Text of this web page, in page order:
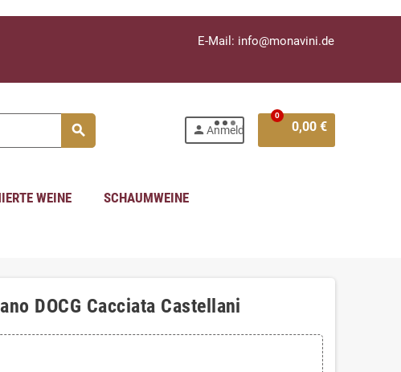
E-Mail: info@monavini.de
search person Anmelden
0
0,00 €
WEINE SCHAUMWEINE
DOCG Cacciata Castellani